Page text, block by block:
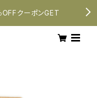
クーポンGET